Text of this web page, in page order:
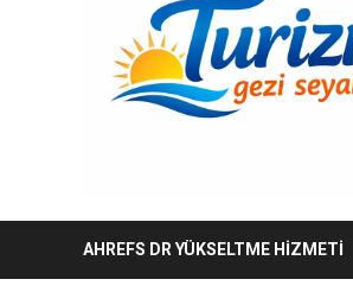
AHREFS DR YÜKSELTME HIZMETI